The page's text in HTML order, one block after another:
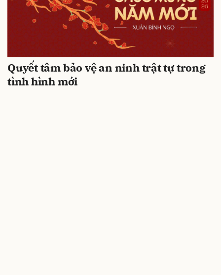
Quyết tâm bảo vệ an ninh trật tự trong
tình hình mới